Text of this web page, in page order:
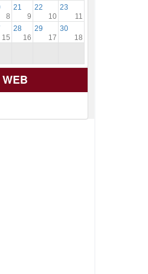
8
21
9
22
10
23
11
15
28
16
29
17
30
18